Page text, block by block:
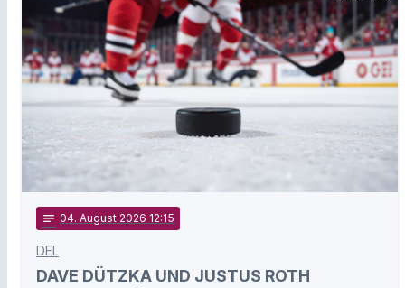
notes 04. August 2026 12:15
DEL
DAVE DÜTZKA UND JUSTUS ROTH